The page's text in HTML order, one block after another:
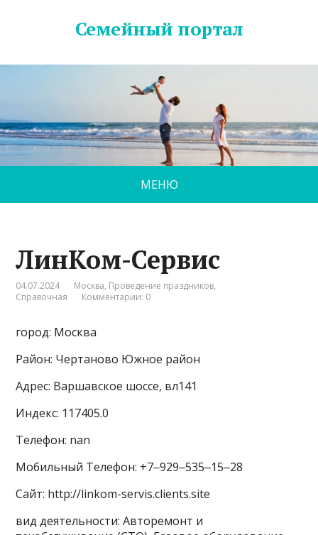
Семейный портал
МЕНЮ
ЛинКом-Сервис
04.07.2024 Москва, Проведение праздников,
Справочная
Комментарии: 0
город: Москва
Район: Чертаново Южное район
Адрес: Варшавское шоссе, вл141
Индекс: 117405.0
Телефон: nan
Мобильный Телефон: +7‒929‒535‒15‒28
Сайт: http://linkom-servis.clients.site
вид деятельности: Авторемонт и